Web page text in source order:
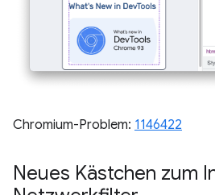
Chromium-Problem: 1146422
Neues Kästchen zum